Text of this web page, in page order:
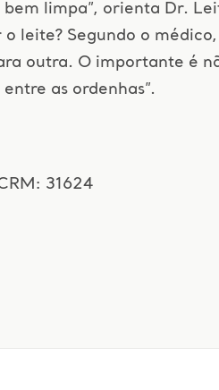
limpa”, orienta Dr.
leite? Segundo o médico,
outra. O importante é
as ordenhas”.
31624